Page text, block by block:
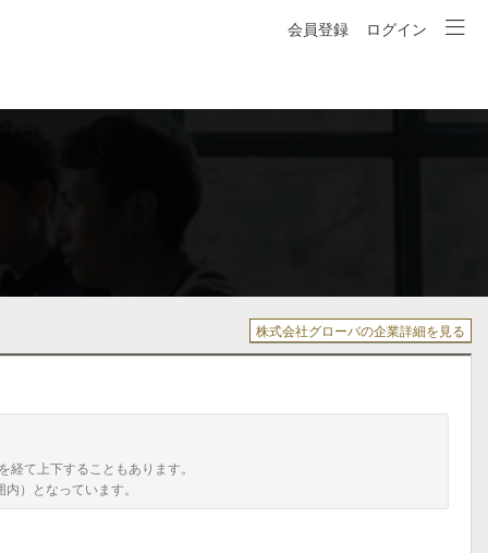
会員登録 ログイン
株式会社グローバの企業詳細を見る
て上下することもあります。
内）となっています。